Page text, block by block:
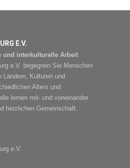
E.V.
und interkulturelle Arbeit
e.V. begegnen Sie Menschen
Ländern, Kulturen und
Alters und
lernen mit- und voneinander
herzlichen Gemeinschaft.
e.V.